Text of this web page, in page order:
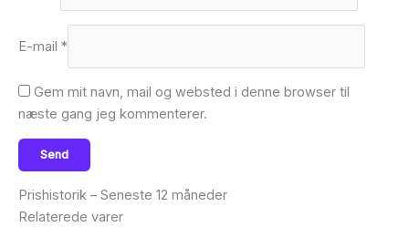
E-mail *
Gem mit navn, mail og websted i denne browser til
næste gang jeg kommenterer.
Prishistorik – Seneste 12 måneder
Relaterede varer